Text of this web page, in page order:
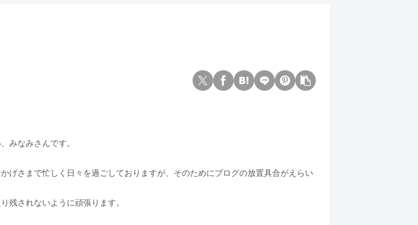
みなみさんです。
げさまで忙しく日々を過ごしておりますが、そのためにブログの放置具合がえらい
残されないように頑張ります。